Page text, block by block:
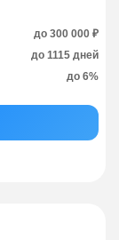
до 300 000 ₽
до 1115 дней
до 6%